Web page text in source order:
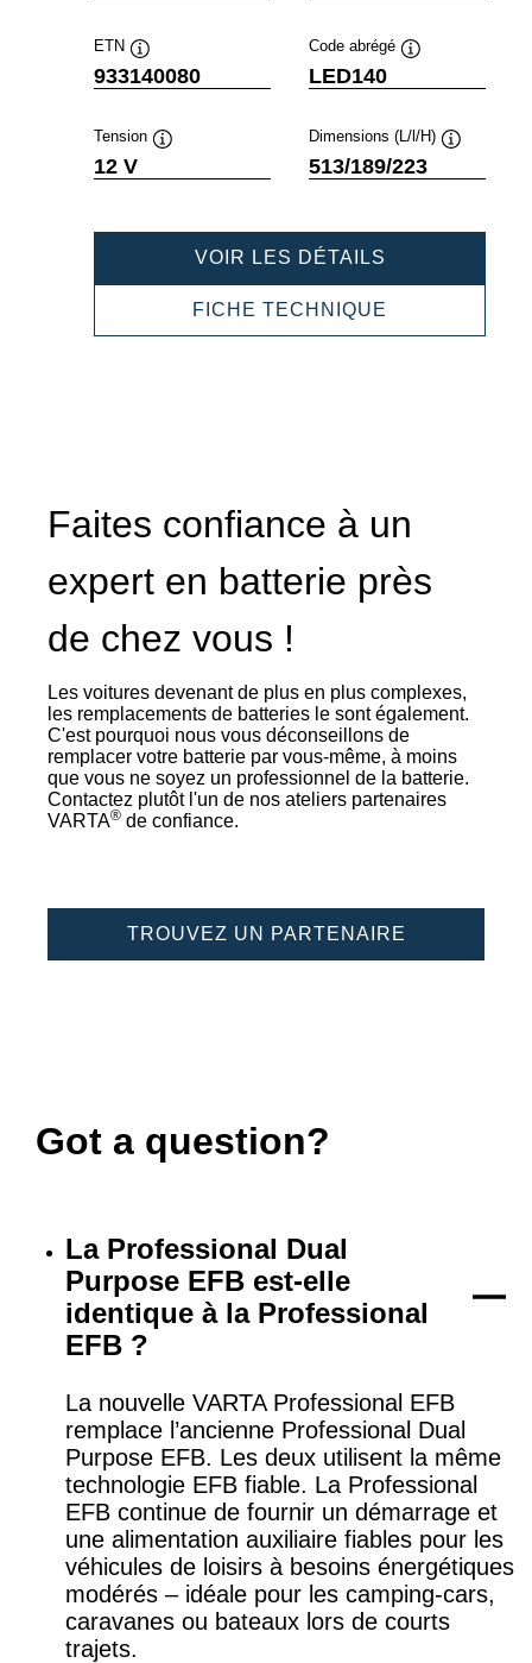
ETN
Infobulle
933140080
Code abrégé
LED140
Tension
12 V
Dimensions (L/l/H)
513/189/223
VOIR LES DÉTAILS
933140080
FICHE TECHNIQUE
Faites confiance à un
expert en batterie près
de chez vous !
Les voitures devenant de plus en plus complexes,
les remplacements de batteries le sont également.
C'est pourquoi nous vous déconseillons de
remplacer votre batterie par vous-même, à moins
que vous ne soyez un professionnel de la batterie.
Contactez plutôt l'un de nos ateliers partenaires
VARTA® de confiance.
TROUVEZ UN PARTENAIRE
Got a question?
La Professional Dual
Purpose EFB est-elle
identique à la Professional
EFB ?
La nouvelle VARTA Professional EFB
remplace l’ancienne Professional Dual
Purpose EFB. Les deux utilisent la même
technologie EFB fiable. La Professional
EFB continue de fournir un démarrage et
une alimentation auxiliaire fiables pour les
véhicules de loisirs à besoins énergétiques
modérés – idéale pour les camping-cars,
caravanes ou bateaux lors de courts
trajets.